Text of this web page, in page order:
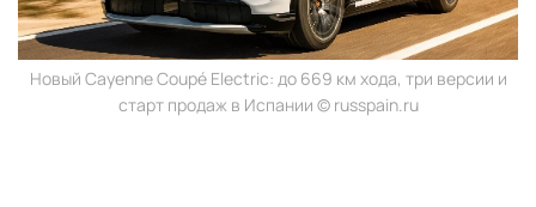
Новый Cayenne Coupé Electric: до 669 км хода, три версии и
старт продаж в Испании © russpain.ru